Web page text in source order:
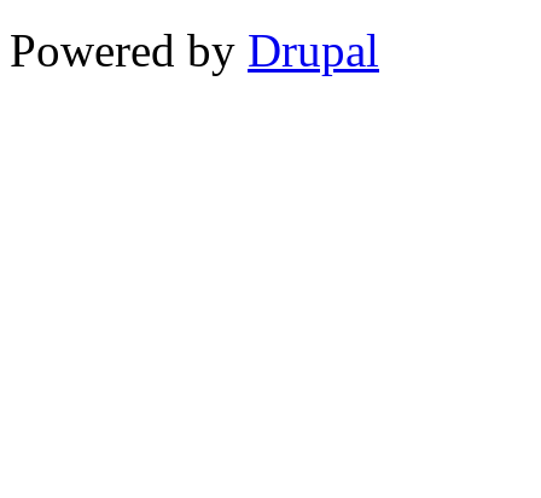
Powered by Drupal